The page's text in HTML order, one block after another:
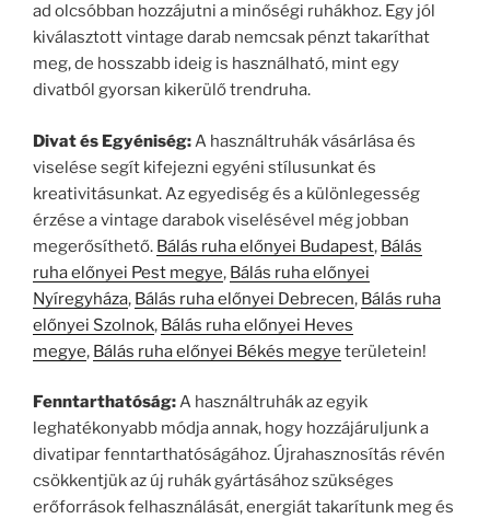
ad olcsóbban hozzájutni a minőségi ruhákhoz. Egy jól
kiválasztott vintage darab nemcsak pénzt takaríthat
meg, de hosszabb ideig is használható, mint egy
divatból gyorsan kikerülő trendruha.
Divat és Egyéniség:A használtruhák vásárlása és
viselése segít kifejezni egyéni stílusunkat és
kreativitásunkat. Az egyediség és a különlegesség
érzése a vintage darabok viselésével még jobban
megerősíthető. Bálás ruha előnyei Budapest, Bálás
ruha előnyei Pest megye, Bálás ruha előnyei
Nyíregyháza, Bálás ruha előnyei Debrecen, Bálás ruha
előnyei Szolnok, Bálás ruha előnyei Heves
megye, Bálás ruha előnyei Békés megye területein!
Fenntarthatóság:A használtruhák az egyik
leghatékonyabb módja annak, hogy hozzájáruljunk a
divatipar fenntarthatóságához. Újrahasznosítás révén
csökkentjük az új ruhák gyártásához szükséges
erőforrások felhasználását, energiát takarítunk meg és